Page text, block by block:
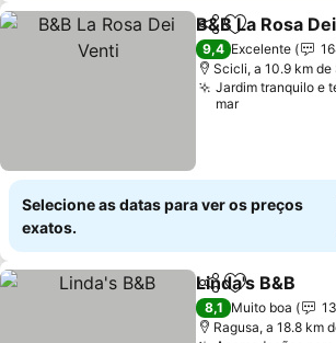
PartilharAdicionar
B&B La Rosa
9,4 Excelente
Scicli, a 10.9 km
Jardim tranquilo e
mar
Selecione as datas para ver os preços
exatos.
PartilharAdicionar
Linda's B&B
8,1 Muito boa
Ragusa, a 18.8 km